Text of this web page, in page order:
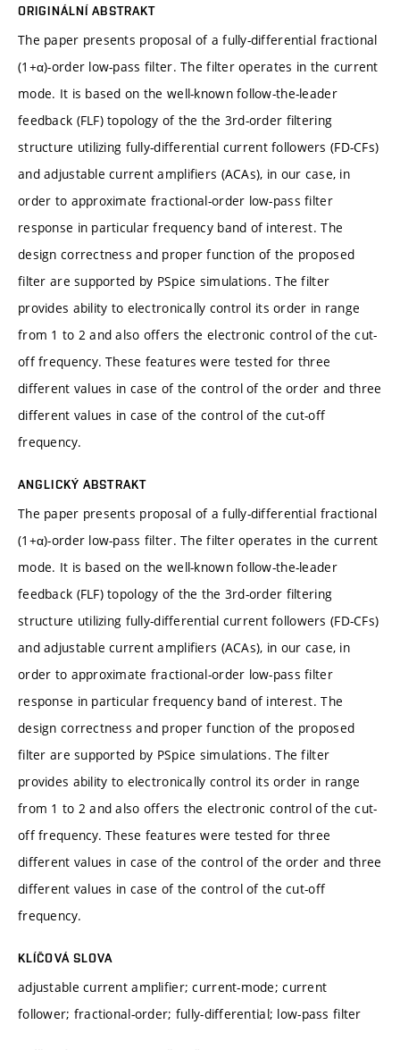
ORIGINÁLNÍ ABSTRAKT
The paper presents proposal of a fully-differential fractional
(1+α)-order low-pass filter. The filter operates in the current
mode. It is based on the well-known follow-the-leader
feedback (FLF) topology of the the 3rd-order filtering
structure utilizing fully-differential current followers (FD-CFs)
and adjustable current amplifiers (ACAs), in our case, in
order to approximate fractional-order low-pass filter
response in particular frequency band of interest. The
design correctness and proper function of the proposed
filter are supported by PSpice simulations. The filter
provides ability to electronically control its order in range
from 1 to 2 and also offers the electronic control of the cut-
off frequency. These features were tested for three
different values in case of the control of the order and three
different values in case of the control of the cut-off
frequency.
ANGLICKÝ ABSTRAKT
The paper presents proposal of a fully-differential fractional
(1+α)-order low-pass filter. The filter operates in the current
mode. It is based on the well-known follow-the-leader
feedback (FLF) topology of the the 3rd-order filtering
structure utilizing fully-differential current followers (FD-CFs)
and adjustable current amplifiers (ACAs), in our case, in
order to approximate fractional-order low-pass filter
response in particular frequency band of interest. The
design correctness and proper function of the proposed
filter are supported by PSpice simulations. The filter
provides ability to electronically control its order in range
from 1 to 2 and also offers the electronic control of the cut-
off frequency. These features were tested for three
different values in case of the control of the order and three
different values in case of the control of the cut-off
frequency.
KLÍČOVÁ SLOVA
adjustable current amplifier; current-mode; current
follower; fractional-order; fully-differential; low-pass filter